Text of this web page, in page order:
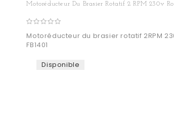
Motoréducteur Du Brasier Rotatif 2 RPM 230v
Motoréducteur du brasier rotatif 2RPM
FB1401
Disponible